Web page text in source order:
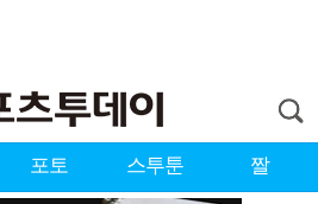
포토 스투툰 짤